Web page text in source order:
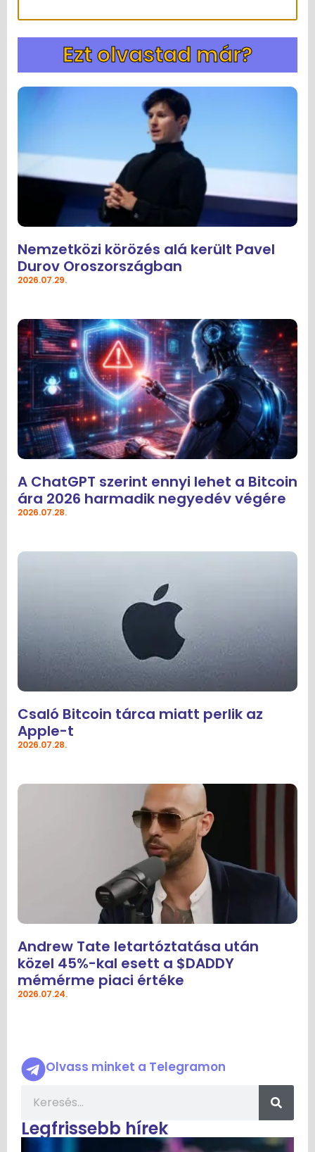
Ezt olvastad már?
Nemzetközi körözés alá került Pavel
Durov Oroszországban
2026.07.29.
A ChatGPT szerint ennyi lehet a Bitcoin
ára 2026 harmadik negyedév végére
2026.07.28.
Csaló Bitcoin tárca miatt perlik az
Apple-t
2026.07.28.
Andrew Tate letartóztatása után
közel 45%-kal esett a $DADDY
mémérme piaci értéke
2026.07.24.
Olvass minket a Telegramon
Legfrissebb hírek